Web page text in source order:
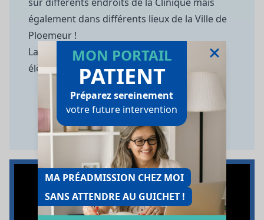
MON PORTAIL
PATIENT
Préparez sereinement
votre future intervention
MA PRÉADMISSION CHEZ MOI
SANS ATTENDRE AU GUICHET !
également dans différents lieux de la Ville de
Ploemeur !
La Clinique du Ter remercie l'ensemble des
élèves pour ce formidable projet